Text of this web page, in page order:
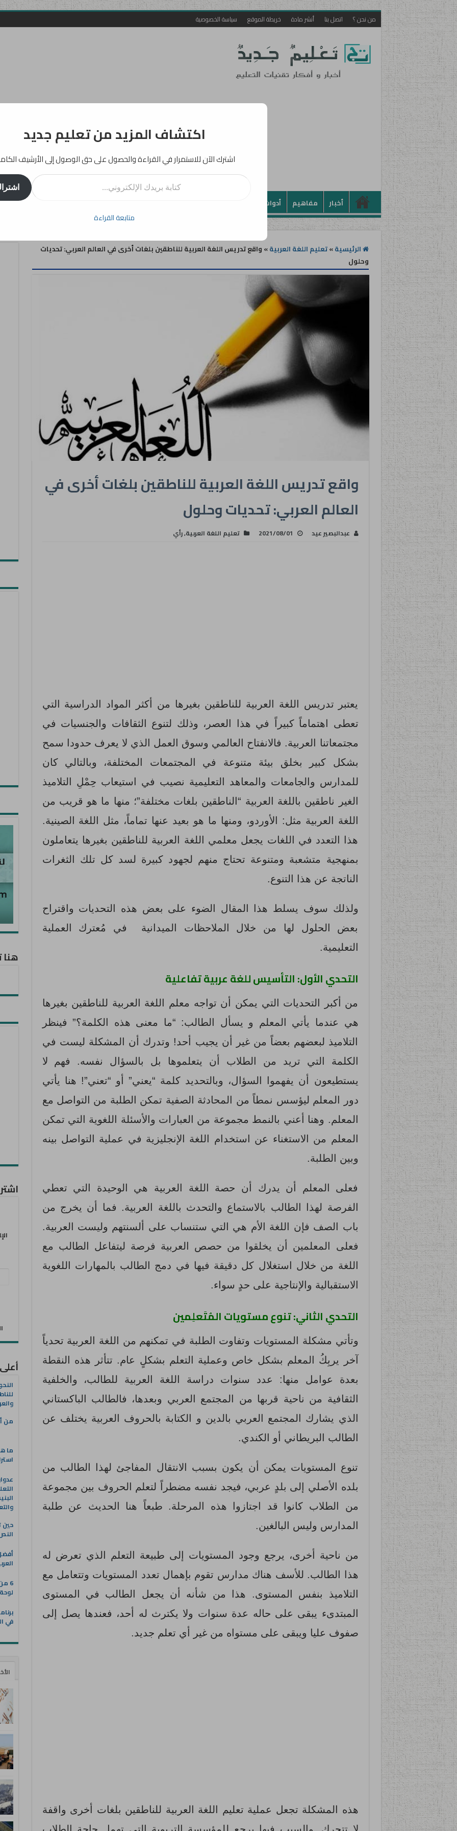
من نحن ؟ اتصل بنا أنشر مادة خريطة الموقع سياسة الخصوصية
أخبار مفاهيم أدوات بيداغوجيا
الرئيسية»تعليم اللغة العربية» واقع تدريس اللغة العربية للناطقين بلغات أخرى في العالم العربي: تحديات
وحلول
واقع تدريس اللغة العربية للناطقين بلغات أخرى في
العالم العربي: تحديات وحلول
عبدالبصير عيد 2021/08/01 تعليم اللغة العربية,رأي
يعتبر تدريس اللغة العربية للناطقين بغيرها من أكثر المواد الدراسية التي
تعطى اهتماماً كبيراً في هذا العصر، وذلك لتنوع الثقافات والجنسيات في
مجتمعاتنا العربية. فالانفتاح العالمي وسوق العمل الذي لا يعرف حدودا سمح
بشكل كبير بخلق بيئة متنوعة في المجتمعات المختلفة، وبالتالي كان
للمدارس والجامعات والمعاهد التعليمية نصيب في استيعاب حِمْلِ التلاميذ
الغير ناطقين باللغة العربية “الناطقين بلغات مختلفة”؛ منها ما هو قريب من
اللغة العربية مثل: الأوردو، ومنها ما هو بعيد عنها تماماً، مثل اللغة الصينية.
هذا التعدد في اللغات يجعل معلمي اللغة العربية للناطقين بغيرها يتعاملون
بمنهجية متشعبة ومتنوعة تحتاج منهم لجهود كبيرة لسد كل تلك الثغرات
الناتجة عن هذا التنوع.
ولذلك سوف يسلط هذا المقال الضوء على بعض هذه التحديات واقتراح
بعض الحلول لها من خلال الملاحظات الميدانية في مُعترك العملية
التعليمية.
التحدي الأول: التأسيس للغة عربية تفاعلية
من أكبر التحديات التي يمكن أن تواجه معلم اللغة العربية للناطقين بغيرها
هي عندما يأتي المعلم و يسأل الطالب: “ما معنى هذه الكلمة؟” فينظر
التلاميذ لبعضهم بعضاً من غير أن يجيب أحد! وتدرك أن المشكلة ليست في
الكلمة التي تريد من الطلاب أن يتعلموها بل بالسؤال نفسه. فهم لا
يستطيعون أن يفهموا السؤال، وبالتحديد كلمة “يعني” أو “تعني”! هنا يأتي
دور المعلم ليؤسس نمطاً من المحادثة الصفية تمكن الطلبة من التواصل مع
المعلم. وهنا أعني بالنمط مجموعة من العبارات والأسئلة اللغوية التي تمكن
المعلم من الاستغناء عن استخدام اللغة الإنجليزية في عملية التواصل بينه
وبين الطلبة.
فعلى المعلم أن يدرك أن حصة اللغة العربية هي الوحيدة التي تعطي
الفرصة لهذا الطالب بالاستماع والتحدث باللغة العربية. فما أن يخرج من
باب الصف فإن اللغة الأم هي التي ستنساب على ألسنتهم وليست العربية.
فعلى المعلمين أن يخلقوا من حصص العربية فرصة ليتفاعل الطالب مع
اللغة من خلال استغلال كل دقيقة فيها في دمج الطالب بالمهارات اللغوية
الاستقبالية والإنتاجية على حدٍ سواء.
التحدي الثاني: تنوع مستويات المُتَعلِمين
وتأتي مشكلة المستويات وتفاوت الطلبة في تمكنهم من اللغة العربية تحدياً
آخر يربِكُ المعلم بشكل خاص وعملية التعلم بشكلٍ عام. تتأثر هذه النقطة
بعدة عوامل منها: عدد سنوات دراسة اللغة العربية للطالب، والخلفية
الثقافية من ناحية قربها من المجتمع العربي وبعدها، فالطالب الباكستاني
الذي يشارك المجتمع العربي بالدين و الكتابة بالحروف العربية يختلف عن
الطالب البريطاني أو الكندي.
تنوع المستويات يمكن أن يكون بسبب الانتقال المفاجئ لهذا الطالب من
بلده الأصلي إلى بلدٍ عربي، فيجد نفسه مضطراً لتعلم الحروف بين مجموعة
من الطلاب كانوا قد اجتازوا هذه المرحلة. طبعاً هنا الحديث عن طلبة
المدارس وليس البالغين.
من ناحية أخرى، يرجع وجود المستويات إلى طبيعة التعلم الذي تعرض له
هذا الطالب. للأسف هناك مدارس تقوم بإهمال تعدد المستويات وتتعامل مع
التلاميذ بنفس المستوى. هذا من شأنه أن يجعل الطالب في المستوى
المبتدىء يبقى على حاله عدة سنوات ولا يكترث له أحد، فعندها يصل إلى
صفوف عليا ويبقى على مستواه من غير أي تعلم جديد.
هذه المشكلة تجعل عملية تعليم اللغة العربية للناطقين بلغات أخرى واقفة
هنا
من
ما
حين
6
في
اكتشاف المزيد من تعليم جديد
اشترك الآن للاستمرار في القراءة والحصول على حق الوصول إلى الأرشيف
كتابة بريدك الإلكتروني...
متابعة القراءة